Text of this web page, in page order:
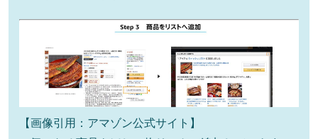
【画像引用：アマゾン公式サイト】